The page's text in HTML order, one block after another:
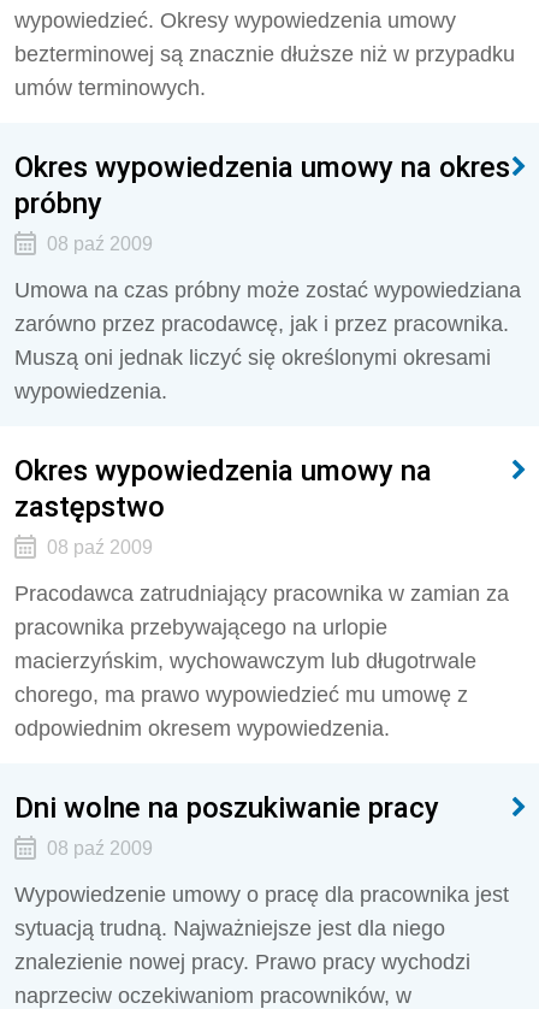
wypowiedzieć. Okresy wypowiedzenia umowy
bezterminowej są znacznie dłuższe niż w przypadku
umów terminowych.
Okres wypowiedzenia umowy na okres
próbny
08 paź 2009
Umowa na czas próbny może zostać wypowiedziana
zarówno przez pracodawcę, jak i przez pracownika.
Muszą oni jednak liczyć się określonymi okresami
wypowiedzenia.
Okres wypowiedzenia umowy na
zastępstwo
08 paź 2009
Pracodawca zatrudniający pracownika w zamian za
pracownika przebywającego na urlopie
macierzyńskim, wychowawczym lub długotrwale
chorego, ma prawo wypowiedzieć mu umowę z
odpowiednim okresem wypowiedzenia.
Dni wolne na poszukiwanie pracy
08 paź 2009
Wypowiedzenie umowy o pracę dla pracownika jest
sytuacją trudną. Najważniejsze jest dla niego
znalezienie nowej pracy. Prawo pracy wychodzi
naprzeciw oczekiwaniom pracowników, w